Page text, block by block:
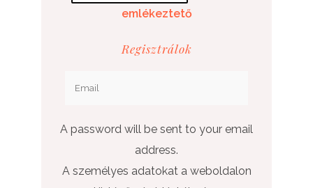
emlékeztető
Regisztrálok
A password will be sent to your email
address.
A személyes adatokat a weboldalon